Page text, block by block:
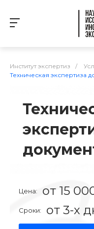
Институт экспертиз /
Техническая экспертиза
Цена: от 15
Сроки: от 3-х